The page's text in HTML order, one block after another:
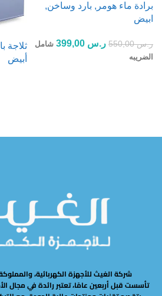
برادة ماء هومر, بارد وساخن,
ابيض
ر.س550,00 ر.س
شامل
الضريبه
أبيض
شركة الغيث للأجهزة الكهربائية،
تأسست قبل أربعين عامًا، تعتبر رائدة في مجال